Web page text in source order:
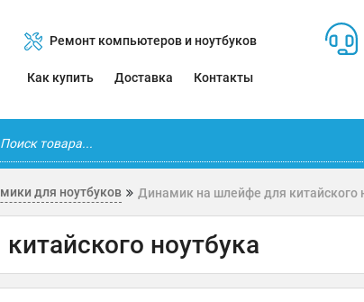
Ремонт компьютеров и ноутбуков
Как купить Доставка Контакты
для ноутбуков Динамик на шлейфе для китайского
ноутбука